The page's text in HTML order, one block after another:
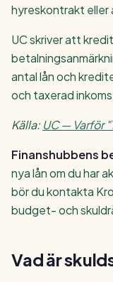
hyreskontrakt eller
UC skriver att
antal lån och
och taxerad
Källa: UC — Varför
Finanshubbens
nya lån om du har
bör du kontakta
budget- och
Vad är